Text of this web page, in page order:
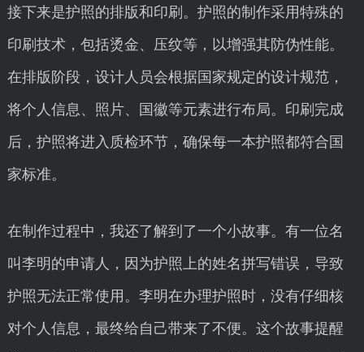
接下来是护照的排版和印刷。护照的制作采用特殊的
印刷技术，包括烫金、压纹等，以增强其防伪性能。
在排版阶段，设计人员会根据国家规定的设计规范，
将个人信息、照片、国徽等元素进行布局。印刷完成
后，护照将进入质检环节，确保每一本护照都符合国
家标准。
在制作过程中，我还了解到了一个小故事。有一位名
叫李明的申请人，因为护照上的姓名拼写错误，导致
护照无法正常使用。李明在办理护照时，没有仔细核
对个人信息，最终给自己带来了不便。这个故事提醒